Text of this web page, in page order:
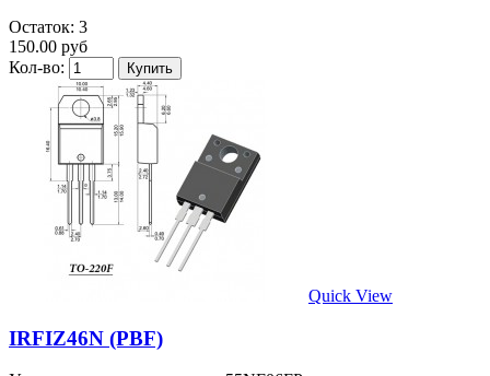
Остаток: 3
150.00 руб
Кол-во:
Quick View
IRFIZ46N (PBF)